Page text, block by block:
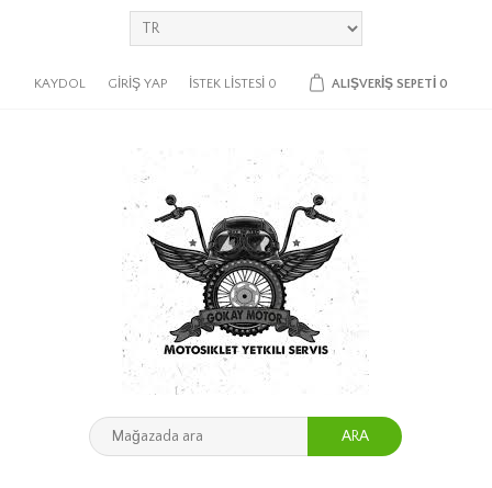
KAYDOL GIRIŞ YAP İSTEK LISTESI 0 ALIŞVERIŞ SEPETI 0
ARA